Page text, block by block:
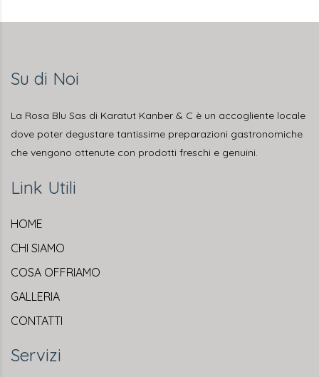
Su di Noi
La Rosa Blu Sas di Karatut Kanber & C è un accogliente locale
dove poter degustare tantissime preparazioni gastronomiche
che vengono ottenute con prodotti freschi e genuini.
Link Utili
HOME
CHI SIAMO
COSA OFFRIAMO
GALLERIA
CONTATTI
Servizi